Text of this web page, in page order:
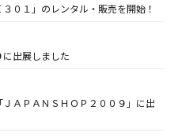
０１」のレンタル・販売を開始！
出展しました
ＡＰＡＮＳＨＯＰ２００９」に出